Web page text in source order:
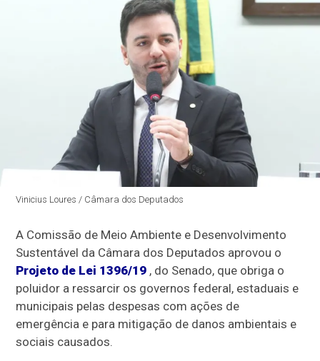
Vinicius Loures / Câmara dos Deputados
A Comissão de Meio Ambiente e Desenvolvimento
Sustentável da Câmara dos Deputados aprovou o
Projeto de Lei 1396/19 , do Senado, que obriga o
poluidor a ressarcir os governos federal, estaduais e
municipais pelas despesas com ações de
emergência e para mitigação de danos ambientais e
sociais causados.